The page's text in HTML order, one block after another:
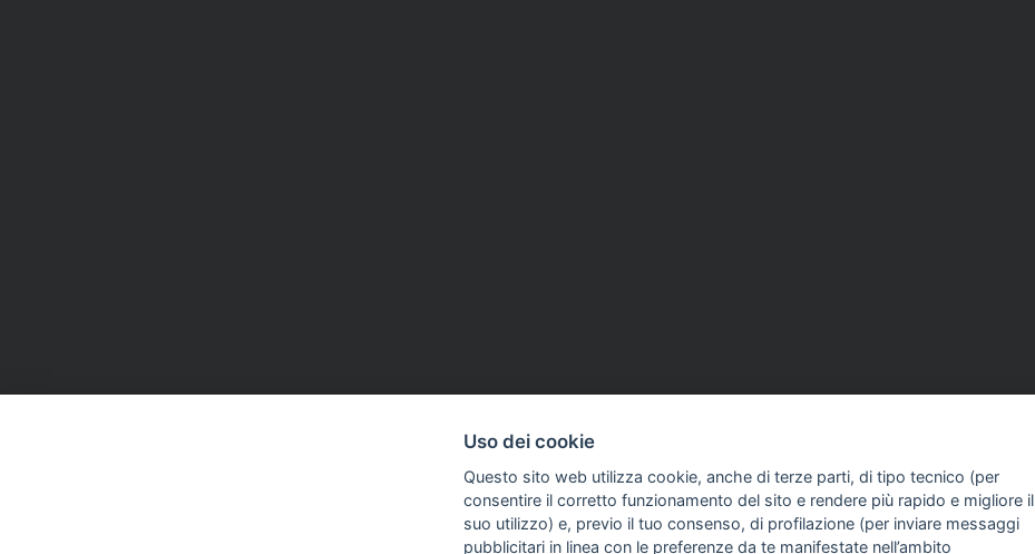
Uso dei cookie
Questo sito web utilizza cookie, anche di terze parti, di tipo tecnico (per
consentire il corretto funzionamento del sito e rendere più rapido e migliore il
suo utilizzo) e, previo il tuo consenso, di profilazione (per inviare messaggi
pubblicitari in linea con le preferenze da te manifestate nell’ambito